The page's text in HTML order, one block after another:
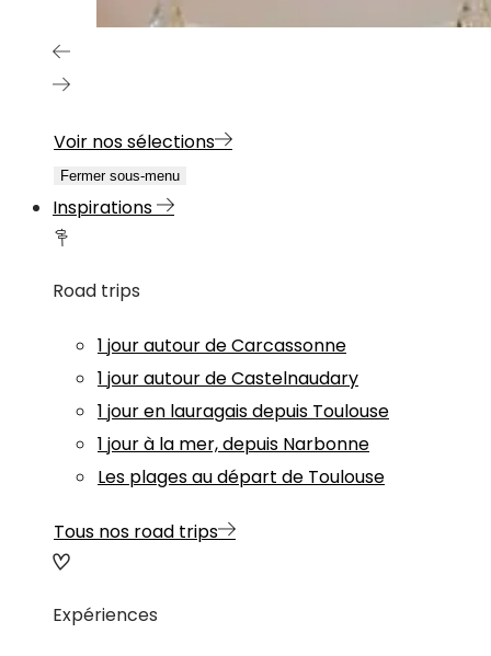
Voir nos sélections
Fermer sous-menu
Inspirations
Road trips
1 jour autour de Carcassonne
1 jour autour de Castelnaudary
1 jour en lauragais depuis Toulouse
1 jour à la mer, depuis Narbonne
Les plages au départ de Toulouse
Tous nos road trips
Expériences